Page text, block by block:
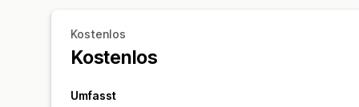
Kostenlos
Kostenlos
Umfasst